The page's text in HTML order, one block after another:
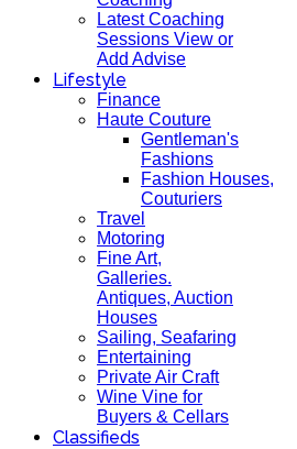
Latest Coaching
Sessions View or
Add Advise
Lifestyle
Finance
Haute Couture
Gentleman's
Fashions
Fashion Houses,
Couturiers
Travel
Motoring
Fine Art,
Galleries.
Antiques, Auction
Houses
Sailing, Seafaring
Entertaining
Private Air Craft
Wine Vine for
Buyers & Cellars
Classifieds